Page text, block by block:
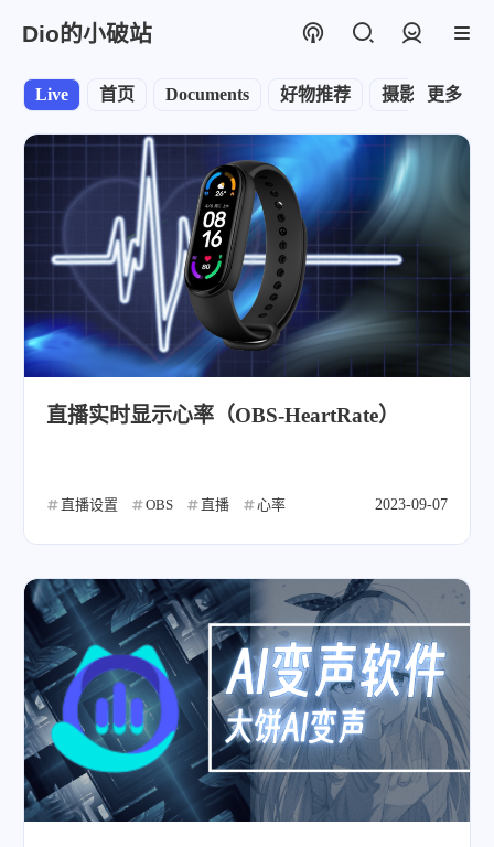
Dio的小破站
首页 Documents 好物推荐 摄影 闲聊
Live 更多
直播实时显示心率（OBS-HeartRate）
直播设置 OBS 直播 心率 2023-09-07